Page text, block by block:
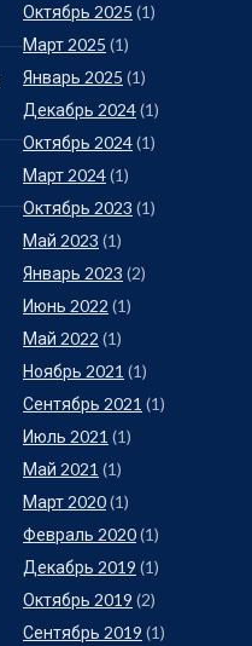
Октябрь 2025 (1)
Март 2025 (1)
Январь 2025 (1)
Декабрь 2024(1)
Октябрь 2024(1)
Март 2024(1)
Октябрь 2023 (1)
Май 2023 (1)
Январь 2023 (2)
Июнь 2022 (1)
Май 2022 (1)
Ноябрь 2021 (1)
Сентябрь 2021 (1)
Июль 2021 (1)
Май 2021 (1)
Март 2020(1)
Февраль 2020(1)
Декабрь 2019 (1)
Октябрь 2019 (2)
Сентябрь 2019 (1)